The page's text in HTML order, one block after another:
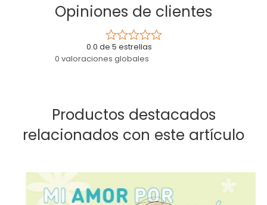
Opiniones de clientes
0.0 de 5 estrellas
0 valoraciones globales
Productos destacados
relacionados con este artículo